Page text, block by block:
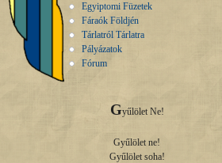
Egyiptomi Füzetek
Fáraók Földjén
Tárlatról Tárlatra
Pályázatok
Fórum
Gyűlölet Ne!
Gyűlölet ne!
Gyűlölet soha!